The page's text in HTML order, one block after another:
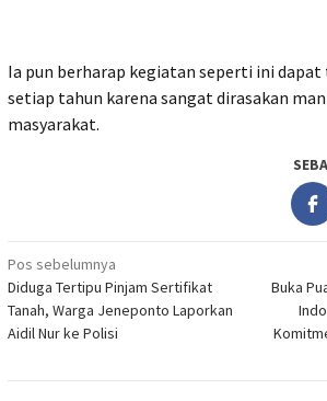
Ia pun berharap kegiatan seperti ini dapat
setiap tahun karena sangat dirasakan
masyarakat.
Navigasi
pos
Pos sebelumnya
Diduga Tertipu Pinjam Sertifikat
Tanah, Warga Jeneponto Laporkan
Aidil Nur ke Polisi
Buka